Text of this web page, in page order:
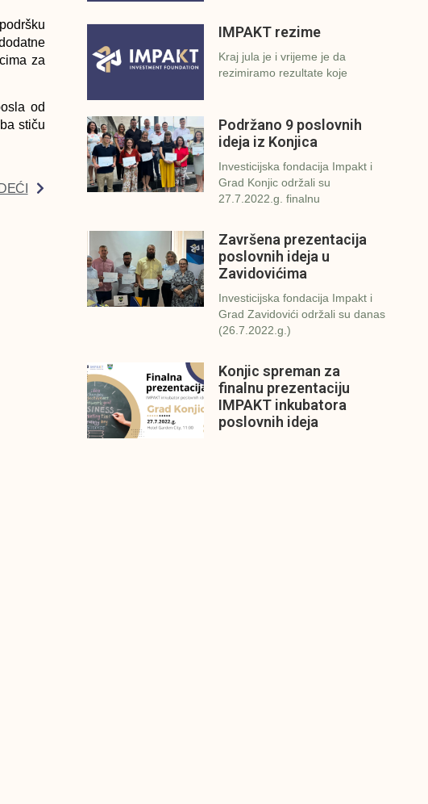
za
od
stiču
IMPAKT rezime
Kraj jula je i vrijeme je da
rezimiramo rezultate koje
Podržano 9 poslovnih
ideja iz Konjica
Investicijska fondacija Impakt i
Grad Konjic održali su
27.7.2022.g. finalnu
Završena prezentacija
poslovnih ideja u
Zavidovićima
Investicijska fondacija Impakt i
Grad Zavidovići održali su danas
(26.7.2022.g.)
Konjic spreman za
finalnu prezentaciju
IMPAKT inkubatora
poslovnih ideja